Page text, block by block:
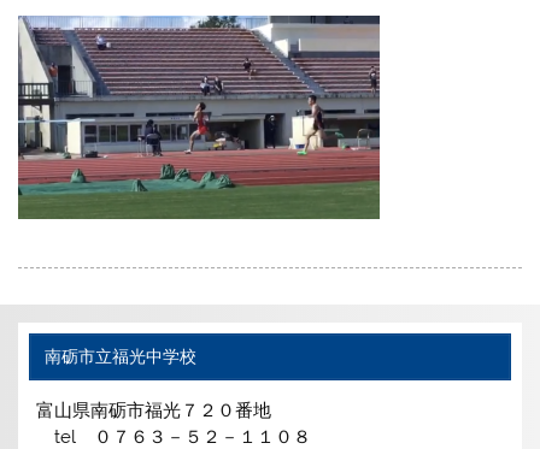
南砺市立福光中学校
富山県南砺市福光７２０番地
tel ０７６３－５２－１１０８